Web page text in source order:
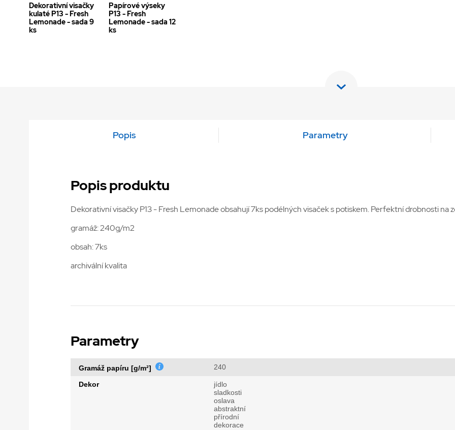
Dekorativní visačky
kulaté P13 - Fresh
Lemonade - sada 9
ks
Papírové výseky
P13 - Fresh
Lemonade - sada 12
ks
Popis Parametry
Popis produktu
Dekorativní visačky P13 - Fresh Lemonade obsahují 7ks podélných visaček s potiskem. Perfektní drobnosti na
gramáž: 240g/m2
obsah: 7ks
archivální kvalita
Parametry
Gramáž papíru [g/m²] 240
Dekor
jídlo
sladkosti
oslava
abstraktní
přírodní
dekorace